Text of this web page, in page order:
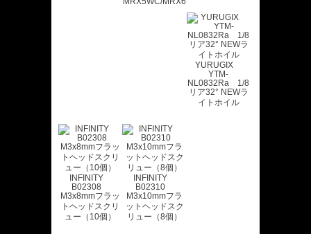
YURUGIX
YTM-
NL0832Ra 1/8
リア32° NEWラ
イトホイル
INFINITY
B02308
M3x8mmフラッ
トヘッドスクリ
ュー（10個）
INFINITY
B02310
M3x10mmフラ
ットヘッドスク
リュー（8個）